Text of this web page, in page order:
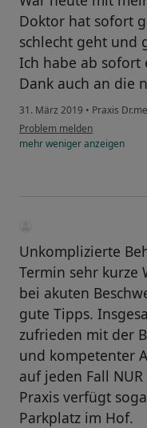
Doktor hat sofort
schlecht geht und
Ich habe ab sofort
Dank auch an die
31. März 2019 • Praxis
Problem melden
mehrwenigeranzeigen
Unkomplizierte
Termin sehr kurze
bei akuten
gute Tipps.
zufrieden mit der
und kompetenter
auf jeden Fall
Praxis verfügt
Parkplatz im Hof.